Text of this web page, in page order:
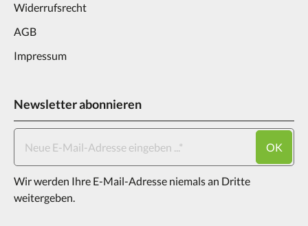
Widerrufsrecht
AGB
Impressum
Newsletter abonnieren
OK
Wir werden Ihre E-Mail-Adresse niemals an Dritte
weitergeben.